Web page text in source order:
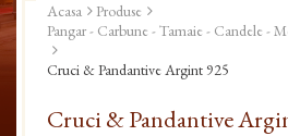
Acasa
Produse
Pangar - Carbune - Tamaie - Candele -
Cruci & Pandantive Argint 925
Cruci & Pandantive